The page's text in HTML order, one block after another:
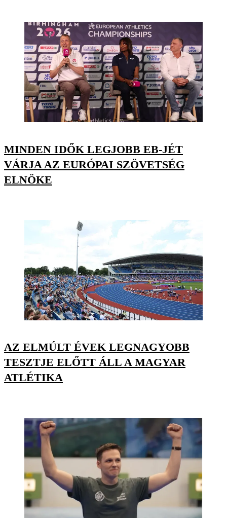
MINDEN IDŐK LEGJOBB EB-JÉT
VÁRJA AZ EURÓPAI SZÖVETSÉG
ELNÖKE
AZ ELMÚLT ÉVEK LEGNAGYOBB
TESZTJE ELŐTT ÁLL A MAGYAR
ATLÉTIKA